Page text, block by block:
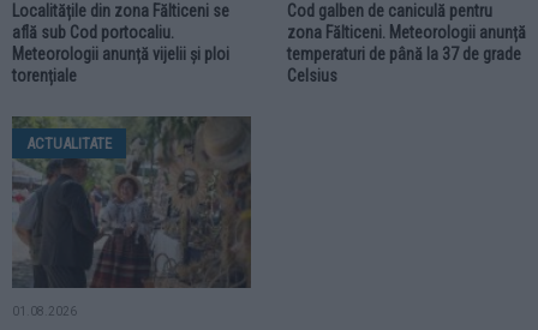
Localitățile din zona Fălticeni se
află sub Cod portocaliu.
Meteorologii anunță vijelii și ploi
torențiale
Cod galben de caniculă pentru
zona Fălticeni. Meteorologii anunță
temperaturi de până la 37 de grade
Celsius
ACTUALITATE
01.08.2026